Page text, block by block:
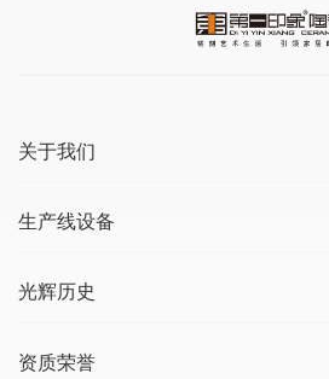
关于我们
生产线设备
光辉历史
资质荣誉